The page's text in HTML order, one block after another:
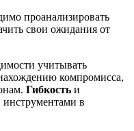
проанализировать
свои ожидания от
учитывать
компромисса,
Гибкость и
в